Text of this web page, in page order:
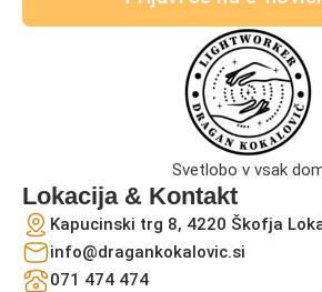
Svetlobo v vsak
Lokacija & Kontakt
Kapucinski trg 8, 4220 Škofja
info@dragankokalovic.si
071 474 474